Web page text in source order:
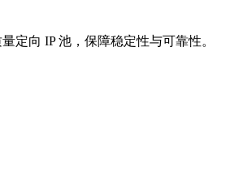
定向 IP 池，保障稳定性与可靠性。